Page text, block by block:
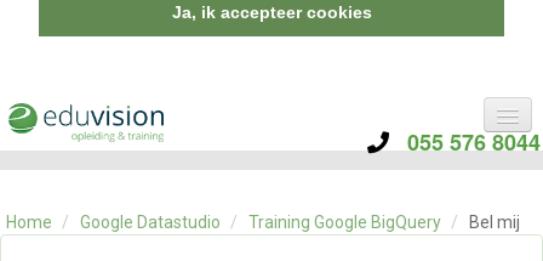
Ja, ik accepteer cookies
055 576 8044
CATEGORIE
OVER ONS
Home / Google Datastudio / Training Google BigQuery / Bel mij